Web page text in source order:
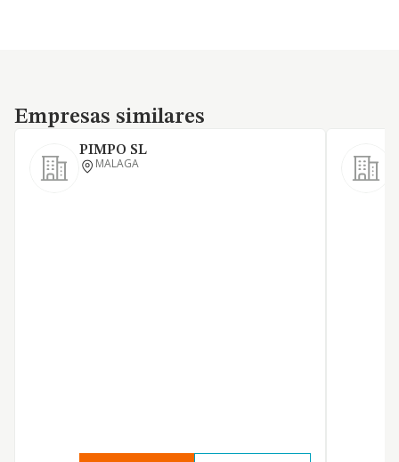
Empresas similares
Empresas similares
PIMPO SL
MALAGA